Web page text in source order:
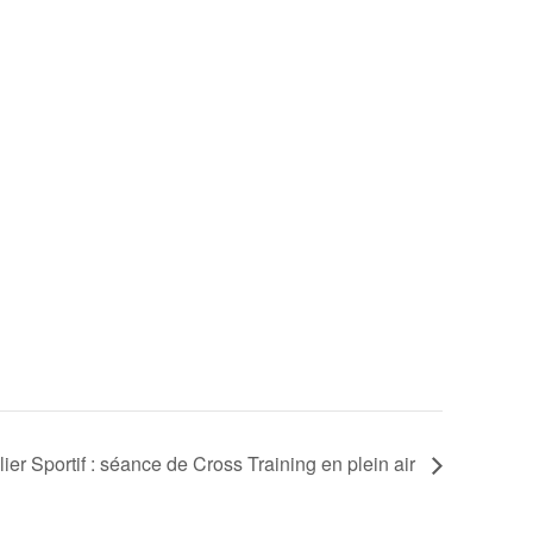
Sportif : séance de Cross Training en plein air